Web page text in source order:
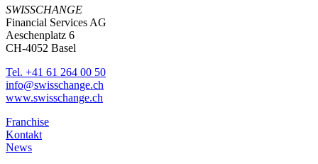
SWISSCHANGE
Financial Services AG
Aeschenplatz 6
CH-4052 Basel
Tel. +41 61 264 00 50
info@swisschange.ch
www.swisschange.ch
Franchise
Kontakt
News